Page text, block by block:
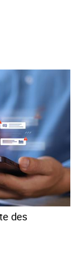
des